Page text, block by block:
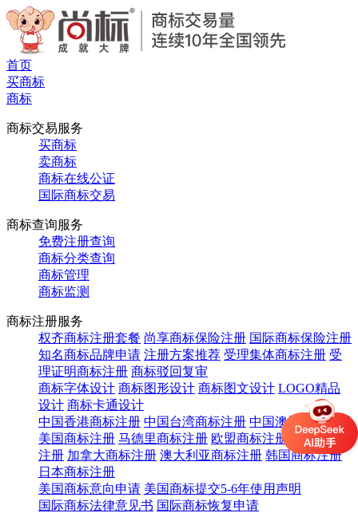
首页
买商标
商标
商标交易服务
买商标
卖商标
商标在线公证
国际商标交易
商标查询服务
免费注册查询
商标分类查询
商标管理
商标监测
商标注册服务
权齐商标注册套餐 尚享商标保险注册 国际商标保险注册
知名商标品牌申请 注册方案推荐 受理集体商标注册 受
理证明商标注册 商标驳回复审
商标字体设计 商标图形设计 商标图文设计 LOGO精品
设计 商标卡通设计
中国香港商标注册 中国台湾商标注册 中国澳门商标注册
美国商标注册 马德里商标注册 欧盟商标注册
英国商标
注册 加拿大商标注册 澳大利亚商标注册 韩国商标注册
日本商标注册
美国商标意向申请 美国商标提交5-6年使用声明
国际商标法律意见书 国际商标恢复申请